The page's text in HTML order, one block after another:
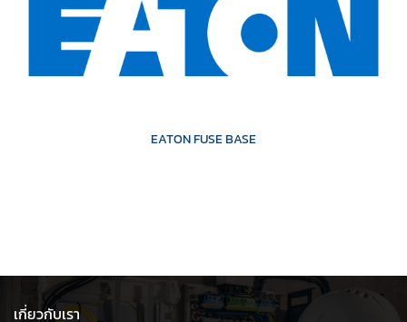
EATON FUSE BASE
เกี่ยวกับเรา